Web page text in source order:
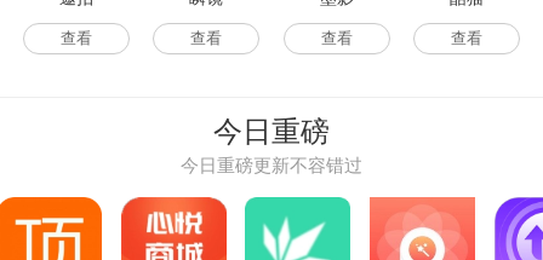
查看 查看 查看 查看
今日重磅
今日重磅更新不容错过